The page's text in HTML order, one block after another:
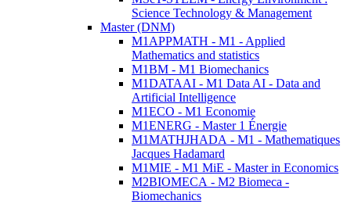
Science Technology & Management
Master (DNM)
M1APPMATH - M1 - Applied
Mathematics and statistics
M1BM - M1 Biomechanics
M1DATAAI - M1 Data AI - Data and
Artificial Intelligence
M1ECO - M1 Economie
M1ENERG - Master 1 Énergie
M1MATHJHADA - M1 - Mathematiques
Jacques Hadamard
M1MIE - M1 MiE - Master in Economics
M2BIOMECA - M2 Biomeca -
Biomechanics